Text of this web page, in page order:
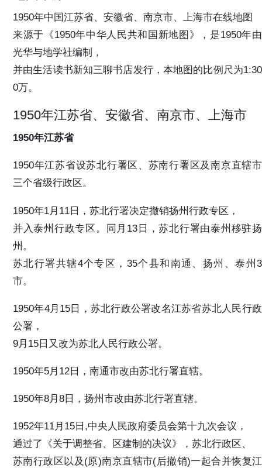
1950年中国江苏省、安徽省、南京市、上海市在线地图
来源于《1950年中华人民共和国新地图》，是1950年由
光华与地学社编制，
并由生活读书新知三聊书店发行，本地图的比例尺为1:30
0万。
1950年江苏省、安徽省、南京市、上海市
1950年江苏省
1950年江苏省设苏北行署区、苏南行署区及南京直辖市
三个省级行政区。
1950年1月11日，苏北行署决定撤销扬州行政专区，
并入泰州行政专区。同月13日，苏北行署由泰州移驻扬
州。
苏北行署共辖4个专区，35个县和南通、扬州、泰州3
市。
1950年4月15日，苏北行政公署改名江苏省苏北人民行政
公署，
9月15日又改为苏北人民行政公署。
1950年5月12日，南通市改由苏北行署直辖。
1950年8月8日，扬州市改由苏北行署直辖。
1952年11月15日,中央人民政府委员会第十九次会议，
通过了《关于调整省、区建制的决议》，苏北行政区、
苏南行政区以及(原)南京直辖市(后撤销)一起合并恢复江